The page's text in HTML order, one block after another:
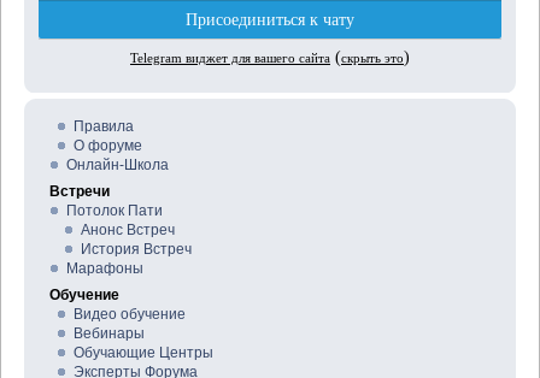
Правила
О форуме
Онлайн-Школа
Встречи
Потолок Пати
Анонс Встреч
История Встреч
Марафоны
Обучение
Видео обучение
Вебинары
Обучающие Центры
Эксперты Форума